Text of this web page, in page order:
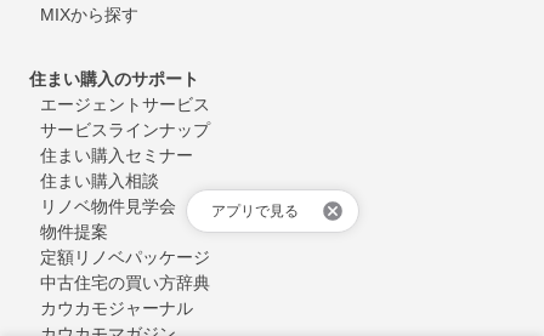
アプリで見る
MIXから探す
住まい購入のサポート
エージェントサービス
サービスラインナップ
住まい購入セミナー
住まい購入相談
リノベ物件見学会
物件提案
定額リノベパッケージ
中古住宅の買い方辞典
カウカモジャーナル